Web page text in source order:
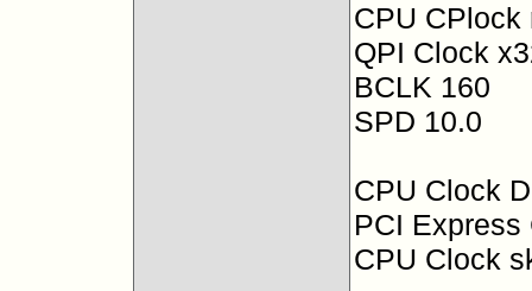
CPU CPlock
QPI Clock
BCLK 160
SPD 10.0
CPU Clock
PCI Express
CPU Clock